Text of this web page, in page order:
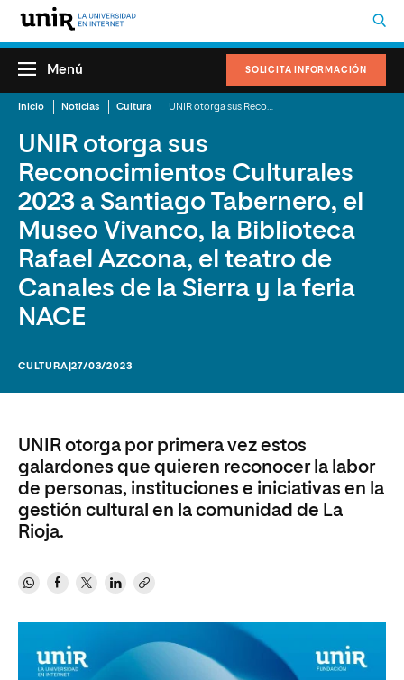
SOLICITA INFORMACIÓN
Menú
Inicio Noticias Cultura
UNIR otorga sus
Reconocimientos Culturales
2023 a Santiago Tabernero, el
Museo Vivanco, la Biblioteca
Rafael Azcona, el teatro de
Canales de la Sierra y la feria
NACE
CULTURA |27/03/2023
UNIR otorga por primera vez estos
galardones que quieren reconocer la labor
de personas, instituciones e iniciativas en la
gestión cultural en la comunidad de La
Rioja.